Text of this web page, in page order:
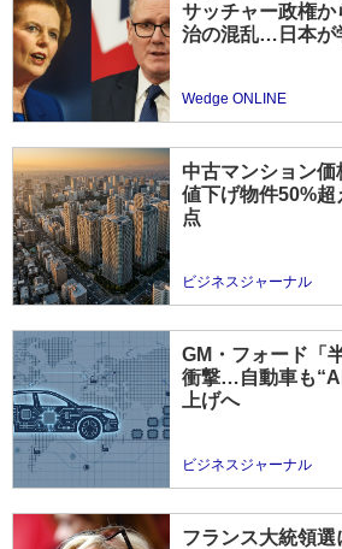
サッチャー政権
治の混乱…日本が
Wedge ONLINE
中古マンション
値下げ物件50%
点
ビジネスジャーナル
GM・フォード「
衝撃…自動車も
上げへ
ビジネスジャーナル
フランス大統領